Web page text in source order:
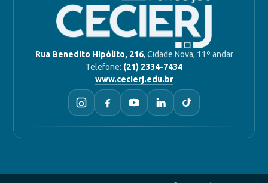
Rua Benedito Hipólito, 216, Cidade Nova, 11º andar
Telefone: (21) 2334-7434
www.cecierj.edu.br